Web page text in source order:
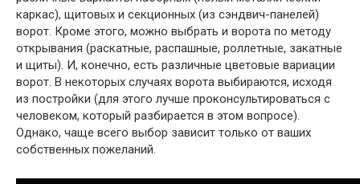
каркас), щитовых и секционных (из сэндвич-панелей)
ворот. Кроме этого, можно выбрать и ворота по методу
открывания (раскатные, распашные, роллетные, закатные
и щиты). И, конечно, есть различные цветовые вариации
ворот. В некоторых случаях ворота выбираются, исходя
из постройки (для этого лучше проконсультироваться с
человеком, который разбирается в этом вопросе).
Однако, чаще всего выбор зависит только от ваших
собственных пожеланий.